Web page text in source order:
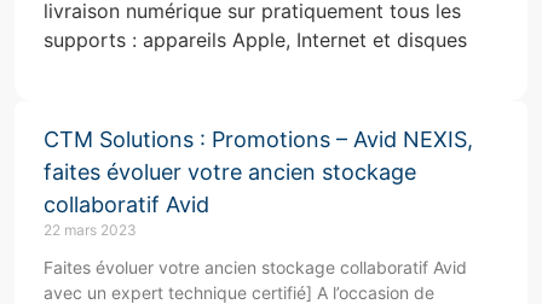
livraison numérique sur pratiquement tous les
supports : appareils Apple, Internet et disques
CTM Solutions : Promotions – Avid NEXIS,
faites évoluer votre ancien stockage
collaboratif Avid
22 mars 2023
Faites évoluer votre ancien stockage collaboratif Avid
avec un expert technique certifié] A l’occasion de